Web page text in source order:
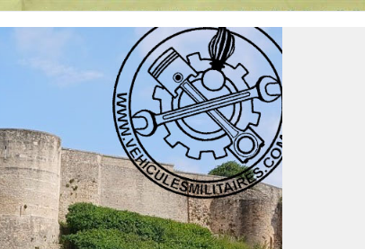
à votre disposition pour vous venir en aide, ou simplement partager vos activités.